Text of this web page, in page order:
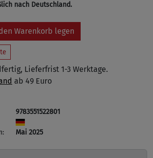
nach Deutschland.
Warenkorb legen
Lieferfrist 1-3 Werktage.
ab 49 Euro
9783551522801
Mai 2025